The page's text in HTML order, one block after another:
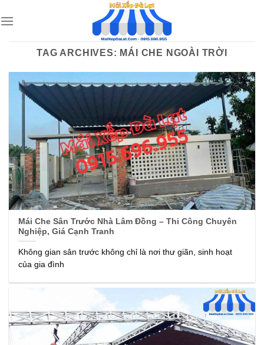
to
TAG ARCHIVES: MÁI CHE NGOÀI TRỜI
Mái Che Sân Trước Nhà Lâm Đồng – Thi Công Chuyên
Nghiệp, Giá Cạnh Tranh
Không gian sân trước không chỉ là nơi thư giãn, sinh hoạt
của gia đình